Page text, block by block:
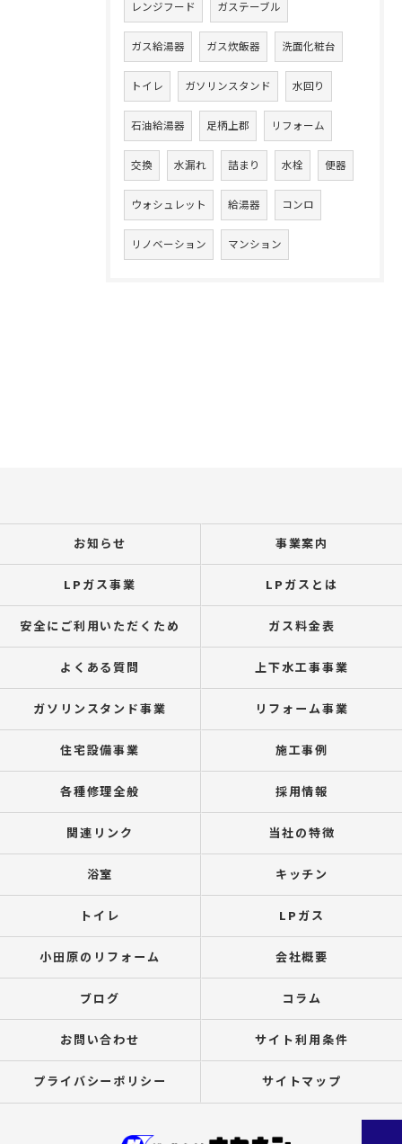
レンジフード ガステーブル
ガス給湯器 ガス炊飯器 洗面化粧台
トイレ ガソリンスタンド 水回り
石油給湯器 足柄上郡 リフォーム
交換 水漏れ 詰まり 水栓 便器
ウォシュレット 給湯器 コンロ
リノベーション マンション
お知らせ 事業案内
LPガス事業 LPガスとは
安全にご利用いただくため ガス料金表
よくある質問 上下水工事事業
ガソリンスタンド事業 リフォーム事業
住宅設備事業 施工事例
各種修理全般 採用情報
関連リンク 当社の特徴
浴室 キッチン
トイレ LPガス
小田原のリフォーム 会社概要
ブログ コラム
お問い合わせ サイト利用条件
プライバシーポリシー サイトマップ